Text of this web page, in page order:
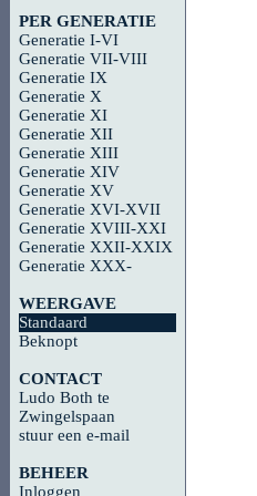
PER GENERATIE
Generatie I-VI
Generatie VII-VIII
Generatie IX
Generatie X
Generatie XI
Generatie XII
Generatie XIII
Generatie XIV
Generatie XV
Generatie XVI-XVII
Generatie XVIII-XXI
Generatie XXII-XXIX
Generatie XXX-
WEERGAVE
Standaard
Beknopt
CONTACT
Ludo Both te
Zwingelspaan
stuur een e-mail
BEHEER
Inloggen